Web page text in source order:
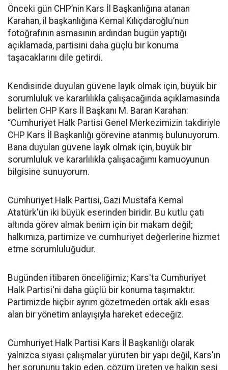
Önceki gün CHP’nin Kars İl Başkanlığına atanan
Karahan, il başkanlığına Kemal Kılıçdaroğlu’nun
fotoğrafının asmasının ardından bugün yaptığı
açıklamada, partisini daha güçlü bir konuma
taşacaklarını dile getirdi.
Kendisinde duyulan güvene layık olmak için, büyük bir
sorumluluk ve kararlılıkla çalışacağında açıklamasında
belirten CHP Kars İl Başkanı M. Baran Karahan:
“Cumhuriyet Halk Partisi Genel Merkezimizin takdiriyle
CHP Kars İl Başkanlığı görevine atanmış bulunuyorum.
Bana duyulan güvene layık olmak için, büyük bir
sorumluluk ve kararlılıkla çalışacağımı kamuoyunun
bilgisine sunuyorum.
Cumhuriyet Halk Partisi, Gazi Mustafa Kemal
Atatürk'ün iki büyük eserinden biridir. Bu kutlu çatı
altında görev almak benim için bir makam değil;
halkımıza, partimize ve cumhuriyet değerlerine hizmet
etme sorumluluğudur.
Bugünden itibaren önceliğimiz; Kars'ta Cumhuriyet
Halk Partisi'ni daha güçlü bir konuma taşımaktır.
Partimizde hiçbir ayrım gözetmeden ortak aklı esas
alan bir yönetim anlayışıyla hareket edeceğiz.
Cumhuriyet Halk Partisi Kars İl Başkanlığı olarak
yalnızca siyasi çalışmalar yürüten bir yapı değil, Kars'ın
her sorununu takip eden, çözüm üreten ve halkın sesi